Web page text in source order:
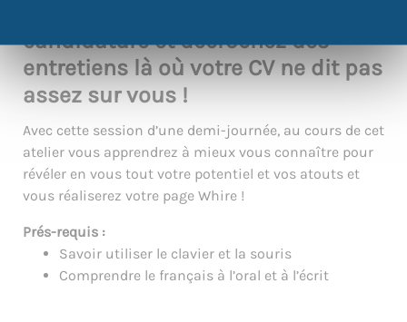
candidature et décrochez des
entretiens là où votre CV ne dit pas
assez sur vous !
Avec cette session d’une demi-journée, au cours de cet
atelier vous apprendrez à mieux vous connaître pour
révéler en vous tout votre potentiel et vos atouts et
vous réaliserez votre page Whire !
Prés-requis :
Savoir utiliser le clavier et la souris
Comprendre le français à l’oral et à l’écrit